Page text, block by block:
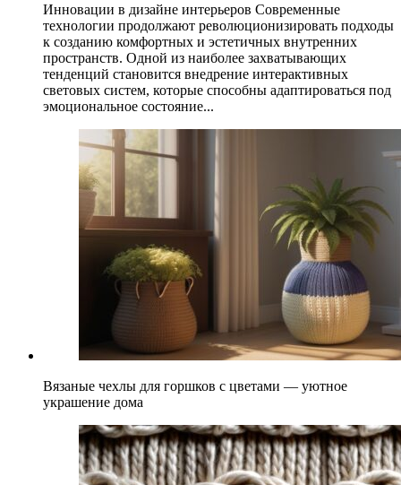
Инновации в дизайне интерьеров Современные
технологии продолжают революционизировать подходы
к созданию комфортных и эстетичных внутренних
пространств. Одной из наиболее захватывающих
тенденций становится внедрение интерактивных
световых систем, которые способны адаптироваться под
эмоциональное состояние...
Вязаные чехлы для горшков с цветами — уютное
украшение дома